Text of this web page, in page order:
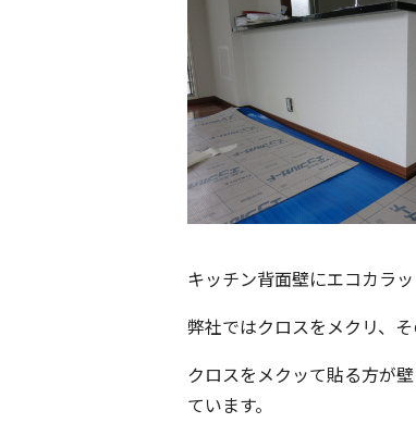
キッチン背面壁にエコカラ
弊社ではクロスをメクリ、
クロスをメクッて貼る方が
ています。